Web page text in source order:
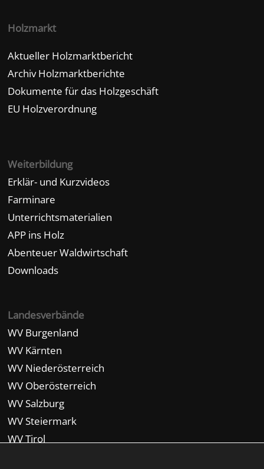
Holzmarkt
Aktueller Holzmarktbericht
Archiv Holzmarktberichte
Dokumente für das Holzgeschäft
EU Holzverordnung
Weiterbildung
Erklär- und Kurzvideos
Farminare
Unterrichtsmaterialien
APP ins Holz
Abenteuer Waldwirtschaft
Downloads
Landesverbände
WV Burgenland
WV Kärnten
WV Niederösterreich
WV Oberösterreich
WV Salzburg
WV Steiermark
WV Tirol